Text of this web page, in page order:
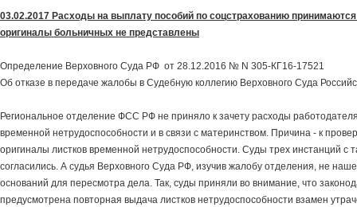
03.02.2017 Расходы на выплату пособий по соцстрахованию принимаются
оригиналы больничных не представлены
Определение Верховного Суда РФ от 28.12.2016 № N 305-КГ16-17521
Об отказе в передаче жалобы в Судебную коллегию Верховного Суда
Региональное отделение ФСС РФ не приняло к зачету расходы
временной нетрудоспособности и в связи с материнством. Причина - к
оригиналы листков временной нетрудоспособности. Суды трех инстанций с
согласились. А судья Верховного Суда РФ, изучив жалобу отделения, не
оснований для пересмотра дела. Так, суды приняли во внимание, что
предусмотрена повторная выдача листков нетрудоспособности взамен